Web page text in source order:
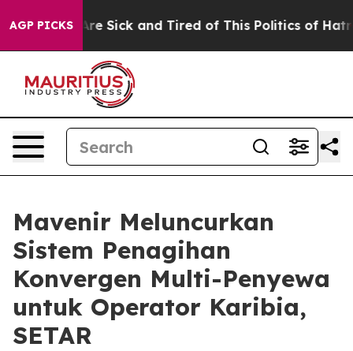
AGP PICKSAre Sick and Tired of This Politics of Hatred”
Mavenir Meluncurkan
Sistem Penagihan
Konvergen Multi-Penyewa
untuk Operator Karibia,
SETAR